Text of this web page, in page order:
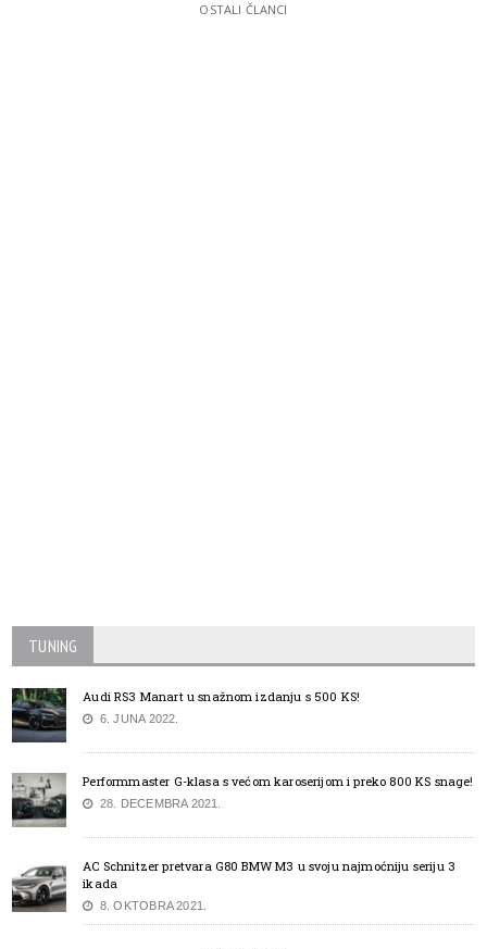
OSTALI ČLANCI
TUNING
Audi RS3 Manart u snažnom izdanju s 500 KS!
6. JUNA 2022.
Performmaster G-klasa s većom karoserijom i preko 800 KS snage!
28. DECEMBRA 2021.
AC Schnitzer pretvara G80 BMW M3 u svoju najmoćniju seriju 3
ikada
8. OKTOBRA 2021.